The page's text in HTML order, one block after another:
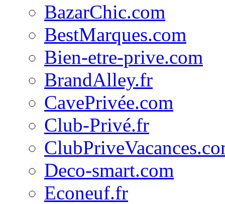
BazarChic.com
BestMarques.com
Bien-etre-prive.com
BrandAlley.fr
CavePrivée.com
Club-Privé.fr
Deco-smart.com
Econeuf.fr